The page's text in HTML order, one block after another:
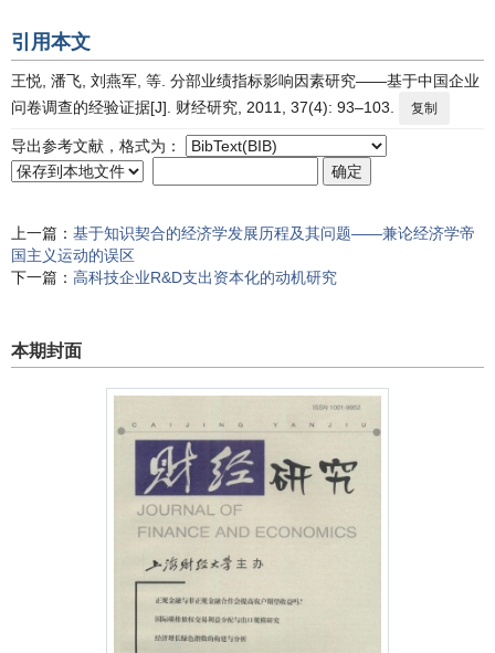
引用本文
王悦, 潘飞, 刘燕军, 等. 分部业绩指标影响因素研究——基于中国企业
问卷调查的经验证据[J]. 财经研究, 2011, 37(4): 93–103.
复制
导出参考文献，格式为：
上一篇： 基于知识契合的经济学发展历程及其问题——兼论经济学帝
国主义运动的误区
下一篇： 高科技企业R&D支出资本化的动机研究
本期封面